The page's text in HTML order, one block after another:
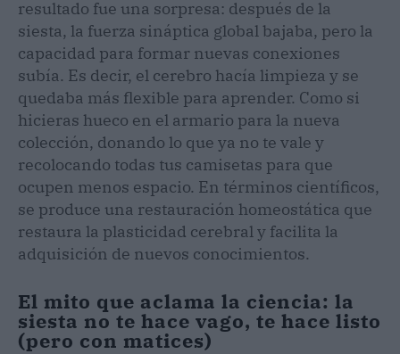
resultado fue una sorpresa: después de la
siesta, la fuerza sináptica global bajaba, pero la
capacidad para formar nuevas conexiones
subía. Es decir, el cerebro hacía limpieza y se
quedaba más flexible para aprender. Como si
hicieras hueco en el armario para la nueva
colección, donando lo que ya no te vale y
recolocando todas tus camisetas para que
ocupen menos espacio. En términos científicos,
se produce una restauración homeostática que
restaura la plasticidad cerebral y facilita la
adquisición de nuevos conocimientos.
El mito que aclama la ciencia: la
siesta no te hace vago, te hace listo
(pero con matices)